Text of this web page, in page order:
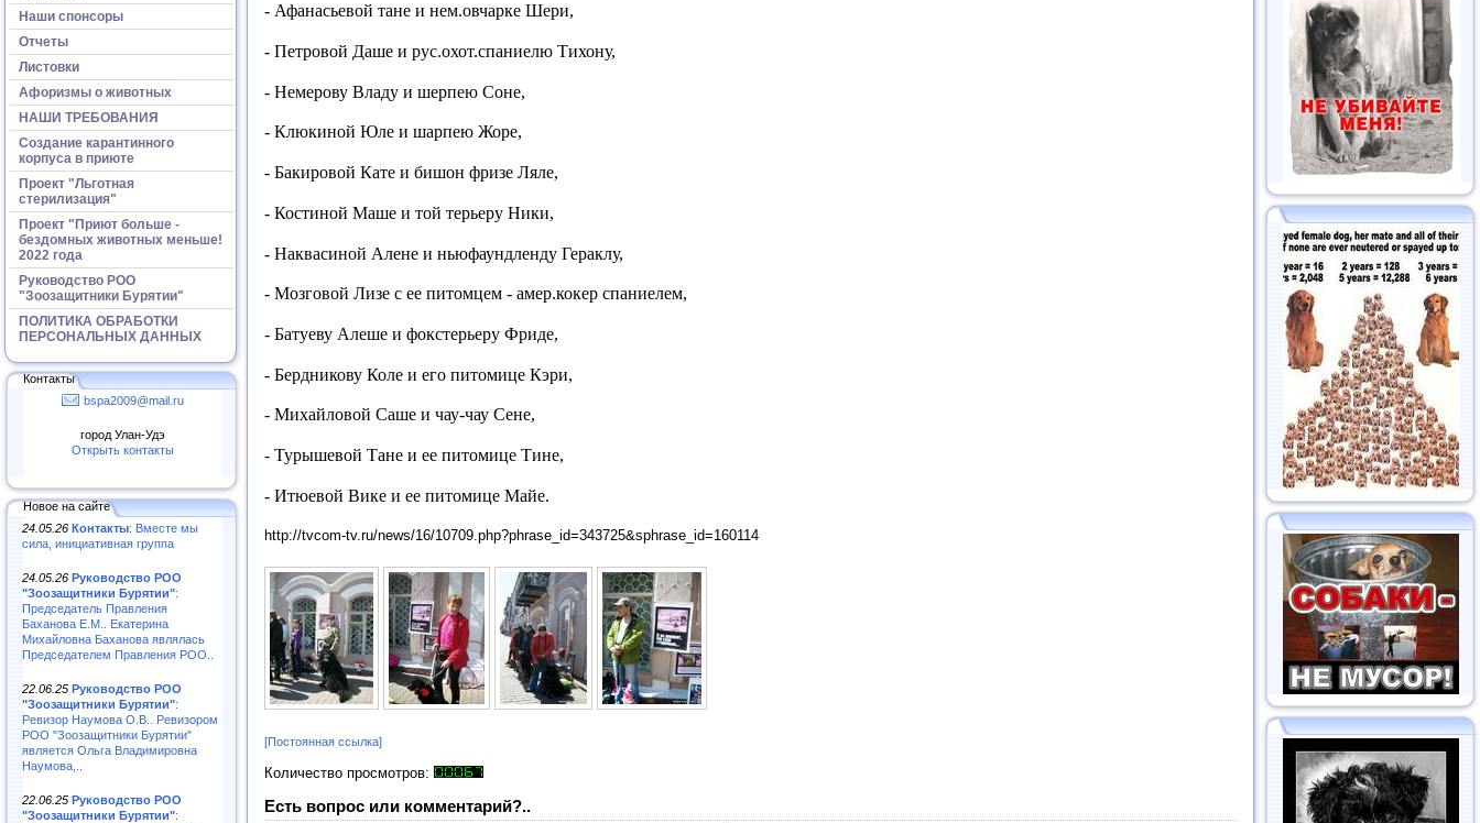
Наши спонсоры
Отчеты
Листовки
Афоризмы о животных
НАШИ ТРЕБОВАНИЯ
Создание карантинного
корпуса в приюте
Проект "Льготная
стерилизация"
Проект "Приют больше -
бездомных животных меньше!
2022 года
Руководство РОО
"Зоозащитники Бурятии"
ПОЛИТИКА ОБРАБОТКИ
ПЕРСОНАЛЬНЫХ ДАННЫХ
Контакты
bspa2009@mail.ru
город Улан-Удэ
Открыть контакты
Новое на сайте
24.05.26 Контакты: Вместе мы
сила, инициативная группа
24.05.26 Руководство РОО
"Зоозащитники Бурятии":
Председатель Правления
Баханова Е.М.. Екатерина
Михайловна Баханова являлась
Председателем Правления РОО..
22.06.25 Руководство РОО
"Зоозащитники Бурятии":
Ревизор Наумова О.В.. Ревизором
РОО "Зоозащитники Бурятии"
является Ольга Владимировна
Наумова,..
22.06.25 Руководство РОО
"Зоозащитники Бурятии":
- Афанасьевой тане и нем.овчарке Шери,
- Петровой Даше и рус.охот.спаниелю Тихону,
- Немерову Владу и шерпею Соне,
- Клюкиной Юле и шарпею Жоре,
- Бакировой Кате и бишон фризе Ляле,
- Костиной Маше и той терьеру Ники,
- Наквасиной Алене и ньюфаундленду Гераклу,
- Мозговой Лизе с ее питомцем - амер.кокер спаниелем,
- Батуеву Алеше и фокстерьеру Фриде,
- Бердникову Коле и его питомице Кэри,
- Михайловой Саше и чау-чау Сене,
- Турышевой Тане и ее питомице Тине,
- Итюевой Вике и ее питомице Майе.
http://tvcom-tv.ru/news/16/10709.php?phrase_id=343725&sphrase_id=160114
[Постоянная ссылка]
Количество просмотров:
Есть вопрос или комментарий?..